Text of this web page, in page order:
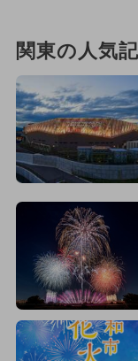
関東の人気